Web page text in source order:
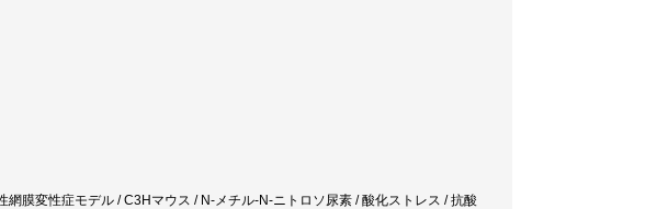
膜変性症モデル / C3Hマウス / N-メチル-N-ニトロソ尿素 / 酸化ストレス / 抗酸